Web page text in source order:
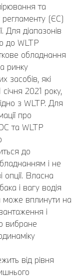
та
регламенту (ЄС)
Для діапазонів
до WLTP
обладнання
ринку
засобів, які
2021 року,
з WLTP. Для
про
та WLTP
до
і не
опції. Власна
і вагу водія
може вплинути на
і
вибране
від рівня